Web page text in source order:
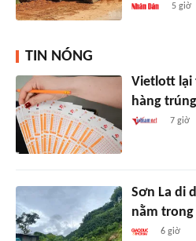
5 giờ
TIN NÓNG
Vietlott lại
hàng
7 giờ
Sơn La di
nằm
6 giờ